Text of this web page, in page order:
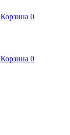
Корзина 0
Корзина 0